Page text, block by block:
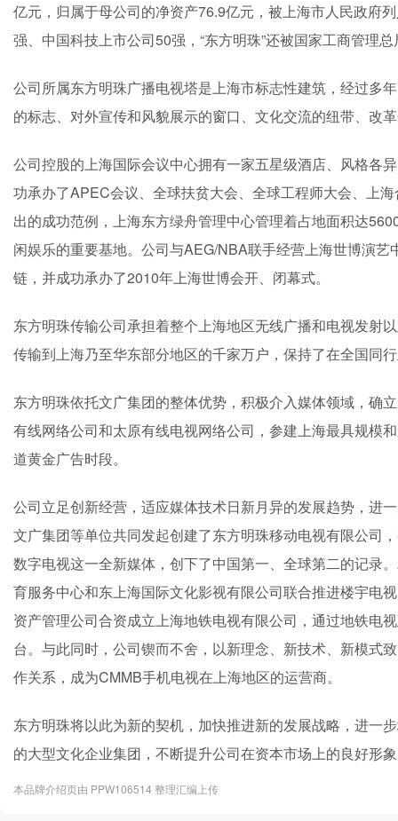
亿元，归属于母公司的净资产76.9亿元，被上海市人民政府
强、中国科技上市公司50强，“东方明珠”还被国家工商管理
公司所属东方明珠广播电视塔是上海市标志性建筑，经过多
的标志、对外宣传和风貌展示的窗口、文化交流的纽带、改
公司控股的上海国际会议中心拥有一家五星级酒店、风格各
功承办了APEC会议、全球扶贫大会、全球工程师大会、上
出的成功范例，上海东方绿舟管理中心管理着占地面积达
闲娱乐的重要基地。公司与AEG/NBA联手经营上海世博演
链，并成功承办了2010年上海世博会开、闭幕式。
东方明珠传输公司承担着整个上海地区无线广播和电视发射
传输到上海乃至华东部分地区的千家万户，保持了在全国同
东方明珠依托文广集团的整体优势，积极介入媒体领域，确
有线网络公司和太原有线电视网络公司，参建上海最具规模
道黄金广告时段。
公司立足创新经营，适应媒体技术日新月异的发展趋势，进
文广集团等单位共同发起创建了东方明珠移动电视有限公司
数字电视这一全新媒体，创下了中国第一、全球第二的记录
育服务中心和东上海国际文化影视有限公司联合推进楼宇电
资产管理公司合资成立上海地铁电视有限公司，通过地铁电
台。与此同时，公司锲而不舍，以新理念、新技术、新模式
作关系，成为CMMB手机电视在上海地区的运营商。
东方明珠将以此为新的契机，加快推进新的发展战略，进一
的大型文化企业集团，不断提升公司在资本市场上的良好形
本品牌介绍页由 PPW106514 整理汇编上传